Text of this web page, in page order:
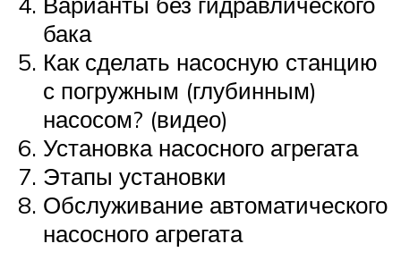
бака
Как сделать насосную станцию
с погружным (глубинным)
насосом? (видео)
Установка насосного агрегата
Этапы установки
Обслуживание автоматического
насосного агрегата